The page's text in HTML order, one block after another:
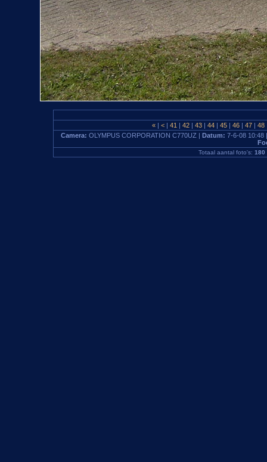
« | < | 41 | 42 | 43 | 44 | 45 | 46 | 47 | 48
Camera: OLYMPUS CORPORATION C770UZ | Datum: 7-6-08 10:48
Totaal aantal foto's: 180